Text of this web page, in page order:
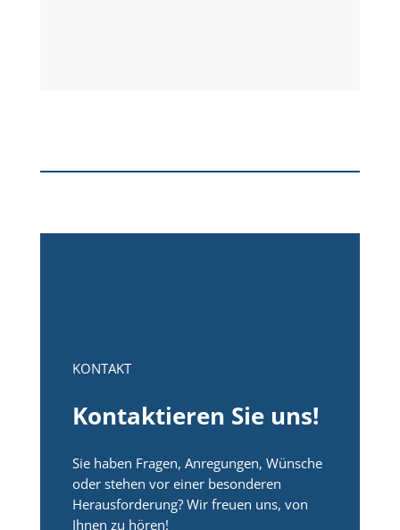
KONTAKT
Kontaktieren Sie uns!
Sie haben Fragen, Anregungen, Wünsche
oder stehen vor einer besonderen
Herausforderung? Wir freuen uns, von
Ihnen zu hören!